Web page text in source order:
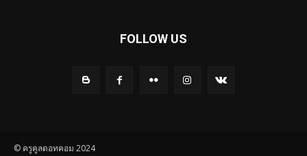
FOLLOW US
© ครูคูลดอทคอม 2024